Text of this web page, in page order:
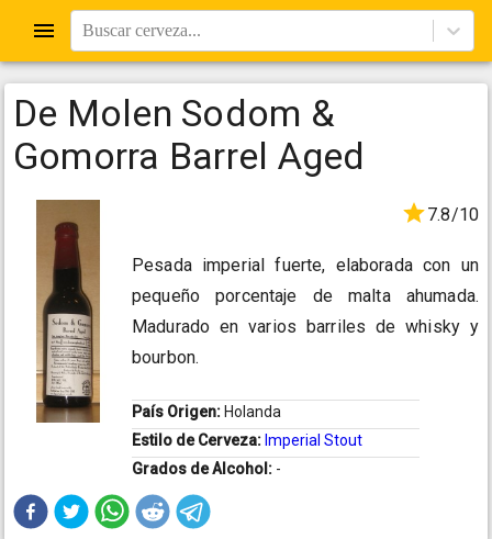
Buscar cerveza...
De Molen Sodom &
Gomorra Barrel Aged
7.8/10
Pesada imperial fuerte, elaborada con un
pequeño porcentaje de malta ahumada.
Madurado en varios barriles de whisky y
bourbon.
País Origen: Holanda
Estilo de Cerveza: Imperial Stout
Grados de Alcohol: -